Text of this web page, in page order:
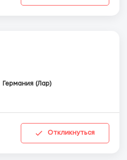
Германия (Лар)
Откликнуться